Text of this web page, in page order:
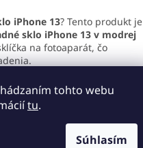
tohto webu
tu.
Súhlasím
iPhone 13? Tento produkt je
sklo iPhone 13 v modrej
na fotoaparát, čo
13?
pre model iPhone 13,
priľnavosť.
čas aj peniaze, pretože nie je